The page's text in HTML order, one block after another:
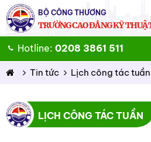
BỘ CÔNG THƯƠNG
TRƯỜNG CAO ĐẲNG KỸ
Hotline: 0208 3861 511
Tin tức Lịch công tác tuần
LỊCH CÔNG TÁC TUẦN